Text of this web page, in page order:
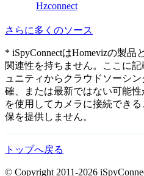
Hzconnect
さらに多くのソース
* iSpyConnectはHomevizの製
関連性を持ちません。ここに
ュニティからクラウドソーシ
確、または最新ではない可能
を使用してカメラに接続でき
保を提供しません。
トップへ戻る
© Copyright 2011-2026